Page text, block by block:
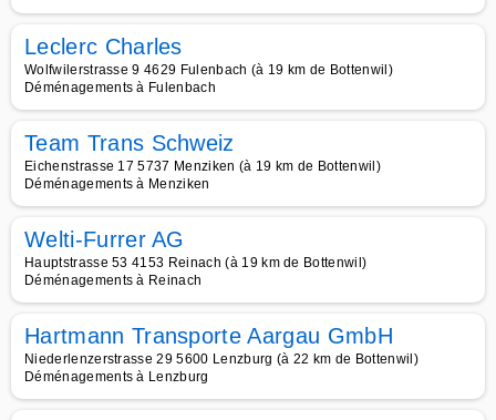
Leclerc Charles
Wolfwilerstrasse 9 4629 Fulenbach (à 19 km de Bottenwil)
Déménagements à Fulenbach
Team Trans Schweiz
Eichenstrasse 17 5737 Menziken (à 19 km de Bottenwil)
Déménagements à Menziken
Welti-Furrer AG
Hauptstrasse 53 4153 Reinach (à 19 km de Bottenwil)
Déménagements à Reinach
Hartmann Transporte Aargau GmbH
Niederlenzerstrasse 29 5600 Lenzburg (à 22 km de Bottenwil)
Déménagements à Lenzburg